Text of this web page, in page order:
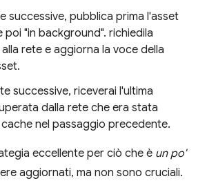
successive, pubblica prima l'asset
poi "in background". richiedila
rete e aggiorna la voce della
successive, riceverai l'ultima
dalla rete che era stata
nel passaggio precedente.
eccellente per ciò che è un po'
aggiornati, ma non sono cruciali.